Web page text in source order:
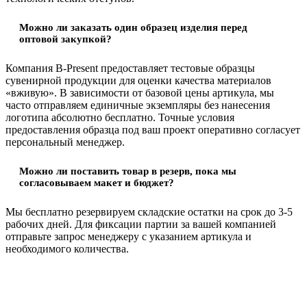
Можно ли заказать один образец изделия перед
оптовой закупкой?
Компания B-Present предоставляет тестовые образцы
сувенирной продукции для оценки качества материалов
«вживую». В зависимости от базовой цены артикула, мы
часто отправляем единичные экземпляры без нанесения
логотипа абсолютно бесплатно. Точные условия
предоставления образца под ваш проект оперативно согласует
персональный менеджер.
Можно ли поставить товар в резерв, пока мы
согласовываем макет и бюджет?
Мы бесплатно резервируем складские остатки на срок до 3-5
рабочих дней. Для фиксации партии за вашей компанией
отправьте запрос менеджеру с указанием артикула и
необходимого количества.